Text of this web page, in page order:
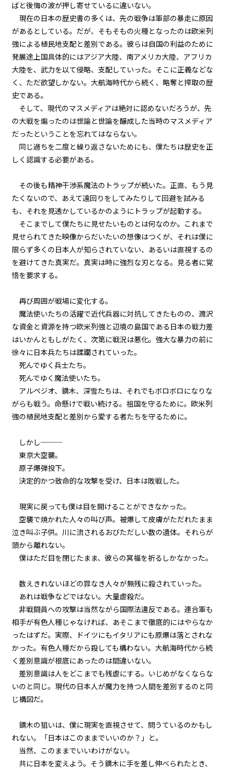
『Monsters（怪物たち）』＜５
＞
第２話
『Monsters（怪物たち）』＜６
＞
第２話
＞
第２話
『Monsters（怪物たち）』＜８
＞
『Monsters（怪物たち）』＜９
＞
第２話
『Monsters（怪物たち）』＜１
０＞
第２話
第２話
『Monsters（怪物たち）』＜１
２＞
第２話
第２話
『Monsters（怪物たち）』＜１
４＞
第２話
６＞
第２話
『Monsters（怪物たち）』＜１
８＞
第２話
『Monsters（怪物たち）』＜１
９＞
第２話
『Monsters（怪物たち）』＜２
０＞
第３話
『Grimoire（魔導書）』＜２＞
ばと後悔の波が押し寄せているに違いない。
現在の日本の歴史書の多くは、先の戦争は軍部の暴走に原因
があるとしている。だが、そもそもの火種となったのは欧米列
強による植民地支配と差別である。彼らは自国の利益のために
発展途上国――具体的にはアジア大陸、南アメリカ大陸、アフリカ
大陸を、武力を以て侵略、支配していった。そこに正義などな
く、ただ欲望しかない。大航海時代から続く、略奪と搾取の歴
史である。
そして、現代のマスメディアは絶対に認めないだろうが、先
の大戦を煽ったのは世論と世論を醸成した当時のマスメディア
だったということを忘れてはならない。
同じ過ちを二度と繰り返さないためにも、僕たちは歴史を正
しく認識する必要がある。
その後も精神干渉系魔法のトラップが続いた。正直、もう見
たくないので、あえて遠回りをしてみたりして回避を試みる
も、それを見透かしているかのようにトラップが起動する。
そこまでして僕たちに見せたいものとは何なのか。これまで
見せられてきた映像からだいたいの想像はつくが、それは僕に
限らず多くの日本人が知らされていない、あるいは直視するの
を避けてきた真実だ。真実は時に強烈な刃となる。見る者に覚
悟を要求する。
再び周囲が戦場に変化する。
魔法使いたちの活躍で近代兵器に対抗してきたものの、潤沢
な資金と資源を持つ欧米列強と辺境の島国である日本の戦力差
はいかんともしがたく、次第に戦況は悪化。強大な暴力の前に
徐々に日本兵たちは蹂躙されていった。
死んでゆく兵士たち。
死んでゆく魔法使いたち。
アルペジオ、鏑木、深雪たちは、それでもボロボロになりな
がらも戦う。命懸けで戦い続ける。祖国を守るために。欧米列
強の植民地支配と差別から愛する者たちを守るために。
しかし───
東京大空襲。
原子爆弾投下。
決定的かつ致命的な攻撃を受け、日本は敗戦した。
現実に戻っても僕は目を開けることができなかった。
空襲で焼かれた人々の叫び声。被爆して皮膚がただれたまま
泣き叫ぶ子供。川に流されるおびただしい数の遺体。それらが
頭から離れない。
僕はただ目を閉じたまま、彼らの冥福を祈るしかなかった。
数えきれないほどの罪なき人々が無残に殺されていった。
あれは戦争などではない。大量虐殺だ。
非戦闘員への攻撃は当然ながら国際法違反である。連合軍も
相手が有色人種じゃなければ、あそこまで徹底的にはやらなか
ったはずだ。実際、ドイツにもイタリアにも原爆は落とされな
かった。有色人種だから殺しても構わない。大航海時代から続
く差別意識が根底にあったのは間違いない。
差別意識は人をどこまでも残虐にする。いじめがなくならな
いのと同じ。現代の日本人が魔力を持つ人間を差別するのと同
じ構図だ。
鏑木の狙いは、僕に現実を直視させて、問うているのかもし
れない。「日本はこのままでいいのか？」と。
当然、このままでいいわけがない。
共に日本を変えよう。そう鏑木に手を差し伸べられたとき、